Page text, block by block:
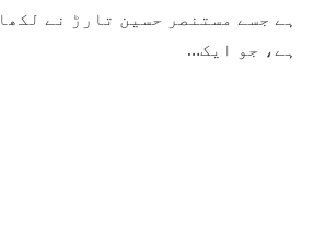
ہے جسے مستنصر حسین تارڑ نے لکھا
ہے، جو ایک…